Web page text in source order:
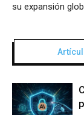
su expansión